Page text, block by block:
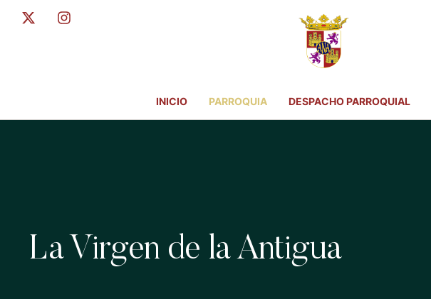
INICIO PARROQUIA DESPACHO PARROQUIAL
La Virgen de la Antigua